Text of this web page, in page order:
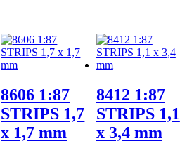
8606 1:87
STRIPS 1,7
x 1,7 mm
8412 1:87
STRIPS 1,1
x 3,4 mm